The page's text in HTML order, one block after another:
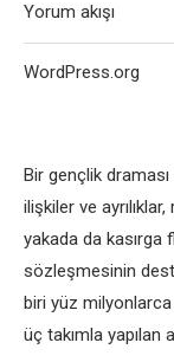
Bir gençlik
ilişkiler ve
yakada da kasırga
sözleşmesinin
biri yüz
üç takımla yapılan
Yorum akışı
WordPress.org